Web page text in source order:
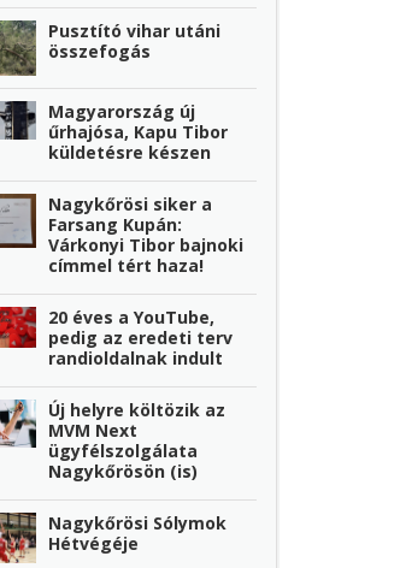
Pusztító vihar utáni
összefogás
Magyarország új
űrhajósa, Kapu Tibor
küldetésre készen
Nagykőrösi siker a
Farsang Kupán:
Várkonyi Tibor bajnoki
címmel tért haza!
20 éves a YouTube,
pedig az eredeti terv
randioldalnak indult
Új helyre költözik az
MVM Next
ügyfélszolgálata
Nagykőrösön (is)
Nagykőrösi Sólymok
Hétvégéje